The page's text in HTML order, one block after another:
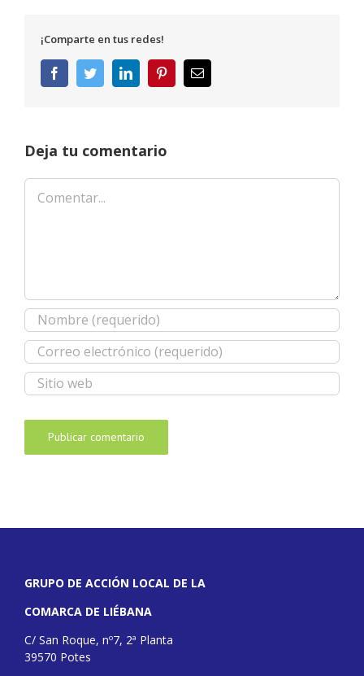
¡Comparte en tus redes!
FacebookTwitterLinkedInPinterestCorreo
electrónico
Deja tu comentario
Comentar
GRUPO DE ACCIÓN LOCAL DE LA
COMARCA DE LIÉBANA
C/ San Roque, nº7, 2ª Planta
39570 Potes